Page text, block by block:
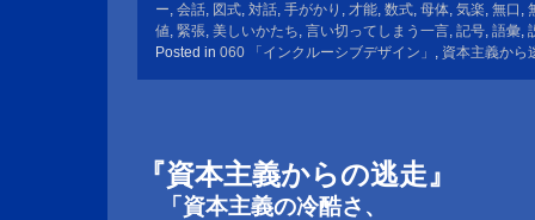
ー, 会話, 図式, 対話, 手がかり , 才能, 数式, 母体, 気楽, 無口 ,
値, 緊張, 美しいかたち, 言い切ってしまう一言, 記号, 語彙,
Posted in 060 「インクルーシブデザイン」 , 資本主義から
『資本主義からの逃走』
「資本主義の冷酷さ、